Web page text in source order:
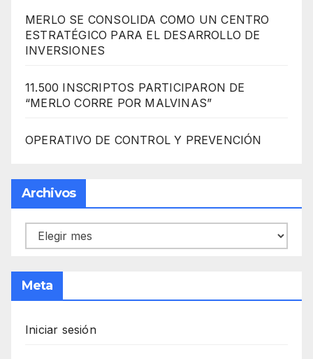
MERLO SE CONSOLIDA COMO UN CENTRO
ESTRATÉGICO PARA EL DESARROLLO DE
INVERSIONES
11.500 INSCRIPTOS PARTICIPARON DE
“MERLO CORRE POR MALVINAS”
OPERATIVO DE CONTROL Y PREVENCIÓN
Archivos
Archivos
Meta
Iniciar sesión